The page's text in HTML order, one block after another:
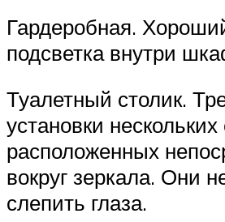
Гардеробная.
подсветка внутри
Туалетный столик.
установки нескольких
расположенных
вокруг зеркала. Они
слепить глаза.